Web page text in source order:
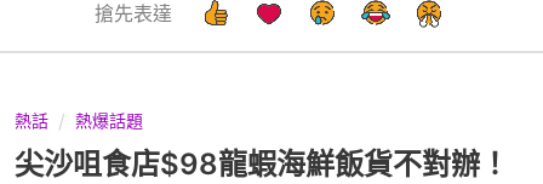
搶先表達
熱話 熱爆話題
尖沙咀食店$98龍蝦海鮮飯貨不對辦！